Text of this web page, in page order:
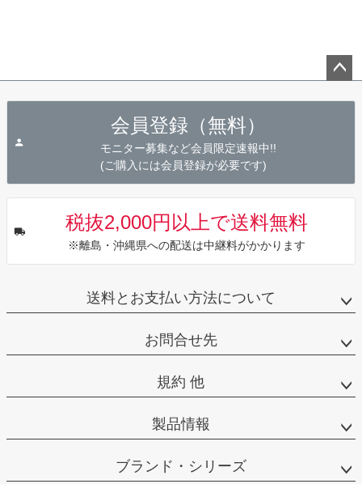
会員登録（無料）
モニター募集など会員限定速報中!!
(ご購入には会員登録が必要です)
税抜2,000円以上で送料無料
※離島・沖縄県への配送は中継料がかかります
送料とお支払い方法について
お問合せ先
規約 他
製品情報
ブランド・シリーズ